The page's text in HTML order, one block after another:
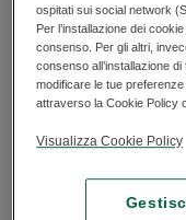
(2) Inspection Générale
organizzativo di IGC del
legame e riporto
Responsabile Inspection
Sempre in ottica di
dirette dipendenze del
ha accesso diretto e
ospitati sui social network
Per l’installazione dei
consenso. Per gli altri,
consenso all’installazione
modificare le tue
attraverso la Cookie Policy
Visualizza Cookie Policy